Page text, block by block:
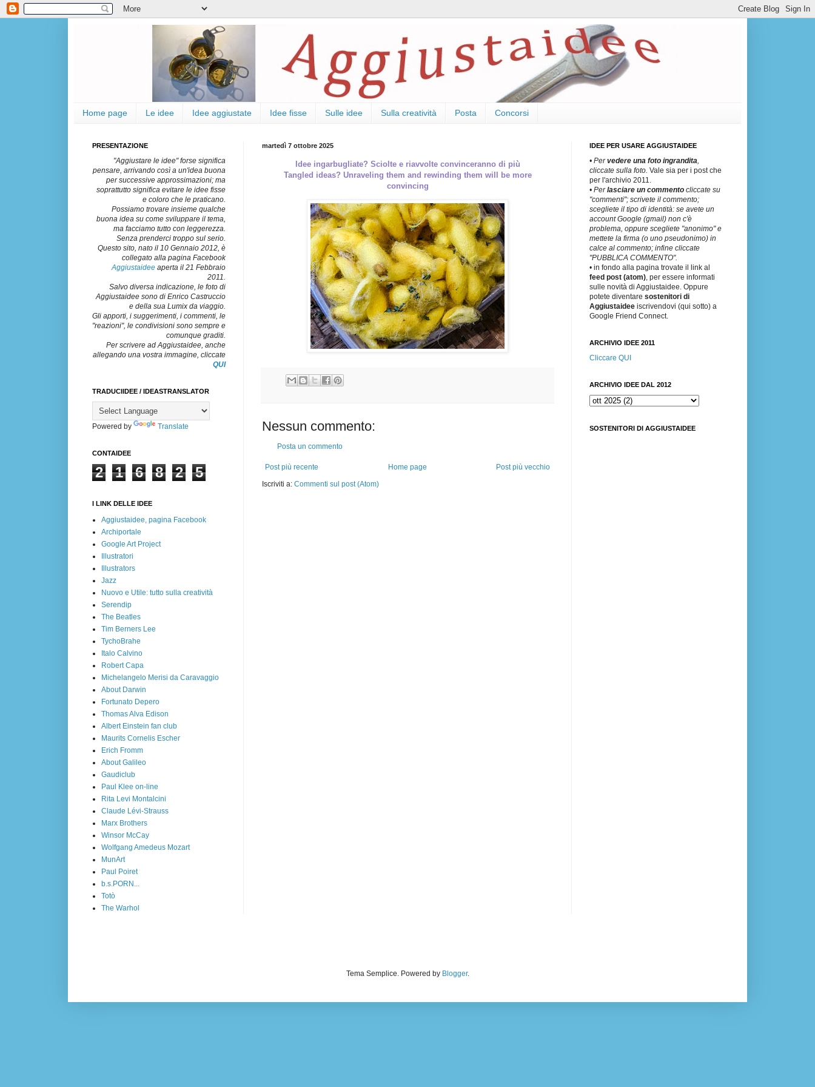
Home page Le idee Idee aggiustate Idee fisse Sulle idee Sulla creatività Posta Concorsi
martedì 7 ottobre 2025
Idee ingarbugliate? Sciolte e riavvolte convinceranno di più
Tangled ideas? Unraveling them and rewinding them will be more
convincing
Nessun commento:
Posta un commento
Post più recente Post più vecchio
Home page
Iscriviti a: Commenti sul post (Atom)
PRESENTAZIONE
"Aggiustare le idee" forse significa
pensare, arrivando così a un'idea buona
per successive approssimazioni; ma
soprattutto significa evitare le idee fisse
e coloro che le praticano.
Possiamo trovare insieme qualche
buona idea su come sviluppare il tema,
ma facciamo tutto con leggerezza.
Senza prenderci troppo sul serio.
Questo sito, nato il 10 Gennaio 2012, è
collegato alla pagina Facebook
Aggiustaidee aperta il 21 Febbraio
2011.
Salvo diversa indicazione, le foto di
Aggiustaidee sono di Enrico Castruccio
e della sua Lumix da viaggio.
Gli apporti, i suggerimenti, i commenti, le
"reazioni", le condivisioni sono sempre e
comunque graditi.
Per scrivere ad Aggiustaidee, anche
allegando una vostra immagine, cliccate
QUI
TRADUCIIDEE / IDEASTRANSLATOR
Powered by Translate
CONTAIDEE
2 1 6 8 2 5
I LINK DELLE IDEE
Aggiustaidee, pagina Facebook
Archiportale
Google Art Project
Illustratori
Illustrators
Jazz
Nuovo e Utile: tutto sulla creatività
Serendip
The Beatles
Tim Berners Lee
TychoBrahe
Italo Calvino
Robert Capa
Michelangelo Merisi da Caravaggio
About Darwin
Fortunato Depero
Thomas Alva Edison
Albert Einstein fan club
Maurits Cornelis Escher
Erich Fromm
About Galileo
Gaudiclub
Paul Klee on-line
Rita Levi Montalcini
Claude Lévi-Strauss
Marx Brothers
Winsor McCay
Wolfgang Amedeus Mozart
MunArt
Paul Poiret
b.s.PORN...
Totò
The Warhol
IDEE PER USARE AGGIUSTAIDEE
• Pervedere una foto ingrandita
cliccate sulla foto. Vale sia per i post che
per l'archivio 2011.
• Perlasciare un commento cliccate su
"commenti"; scrivete il commento;
scegliete il tipo di identità: se avete un
account Google (gmail) non c'è
problema, oppure scegliete "anonimo" e
mettete la firma (o uno pseudonimo) in
calce al commento; infine cliccate
"PUBBLICA COMMENTO".
• in fondo alla pagina trovate il link al
feed post (atom) , per essere informati
sulle novità di Aggiustaidee. Oppure
potete diventare sostenitori di
Aggiustaidee iscrivendovi (qui sotto) a
Google Friend Connect.
ARCHIVIO IDEE 2011
Cliccare QUI
ARCHIVIO IDEE DAL 2012
SOSTENITORI DI AGGIUSTAIDEE
Tema Semplice. Powered by Blogger.